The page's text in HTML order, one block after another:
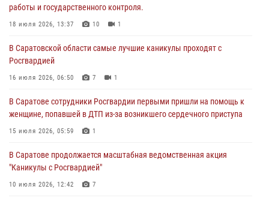
В Саратовской области самые лучшие каникулы проходят с
Росгвардией
В Саратове сотрудники Росгвардии первыми пришли на помощь к
женщине, попавшей в ДТП из-за возникшего сердечного приступа
В Саратове продолжается масштабная ведомственная акция
"Каникулы с Росгвардией"
В Саратовской области при содействии спецназа Росгвардии
задержан подозреваемый в незаконном обороте наркотиков
работы и государственного контроля.
18 июля 2026, 13:37 10 1
В Саратовской области самые лучшие каникулы проходят с
Росгвардией
16 июля 2026, 06:50 7 1
В Саратове сотрудники Росгвардии первыми пришли на помощь к
женщине, попавшей в ДТП из-за возникшего сердечного приступа
15 июля 2026, 05:59 1
В Саратове продолжается масштабная ведомственная акция
"Каникулы с Росгвардией"
10 июля 2026, 12:42 7